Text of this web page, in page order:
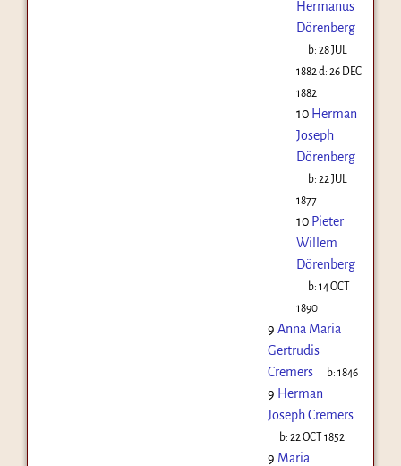
Hermanus
Dörenberg
b:28 JUL
1882 d: 26 DEC
1882
10 Herman
Joseph
Dörenberg
b:22 JUL
1877
10 Pieter
Willem
Dörenberg
b:14 OCT
1890
9 Anna Maria
Gertrudis
Cremers
b:1846
9 Herman
Joseph Cremers
b:22 OCT 1852
9 Maria